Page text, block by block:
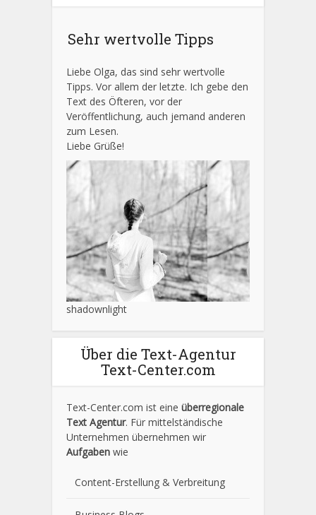
Sehr wertvolle Tipps
Liebe Olga, das sind sehr wertvolle
Tipps. Vor allem der letzte. Ich gebe den
Text des Öfteren, vor der
Veröffentlichung, auch jemand anderen
zum Lesen.
Liebe Grüße!
shadownlight
Über die Text-Agentur
Text-Center.com
Text-Center.com ist eine überregionale
Text Agentur. Für mittelständische
Unternehmen übernehmen wir
Aufgaben wie
Content-Erstellung & Verbreitung